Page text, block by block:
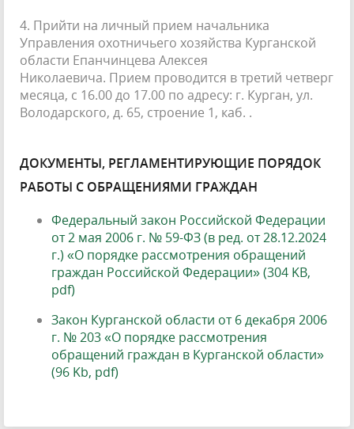
4. Прийти на личный прием начальника
Управления охотничьего хозяйства Курганской
области Епанчинцева Алексея
Николаевича. Прием проводится в третий четверг
месяца, с 16.00 до 17.00 по адресу: г. Курган, ул.
Володарского, д. 65, строение 1, каб. .
ДОКУМЕНТЫ, РЕГЛАМЕНТИРУЮЩИЕ ПОРЯДОК
РАБОТЫ С ОБРАЩЕНИЯМИ ГРАЖДАН
Федеральный закон Российской Федерации
от 2 мая 2006 г. № 59-ФЗ (в ред. от 28.12.2024
г.) «О порядке рассмотрения обращений
граждан Российской Федерации» (304 KB,
pdf)
Закон Курганской области от 6 декабря 2006
г. № 203 «О порядке рассмотрения
обращений граждан в Курганской области»
(96 Kb, pdf)